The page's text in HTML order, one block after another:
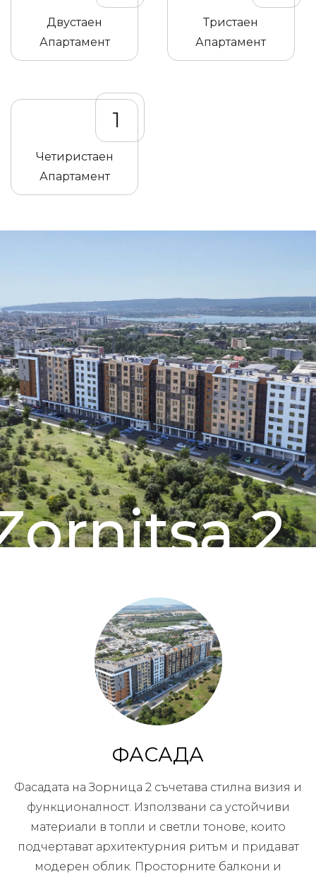
Двустаен
Апартамент
Тристаен
Апартамент
1
Четиристаен
Апартамент
2
ФАСАДА
Фасадата на Зорница 2 съчетава стилна визия и
функционалност. Използвани са устойчиви
материали в топли и светли тонове, които
подчертават архитектурния ритъм и придават
модерен облик. Просторните балкони и